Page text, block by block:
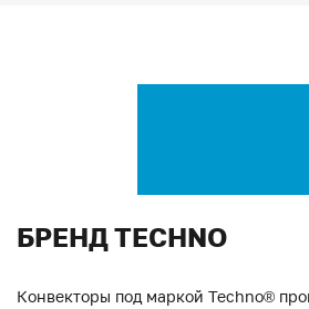
БРЕНД TECHNO
Конвекторы под маркой Techno®